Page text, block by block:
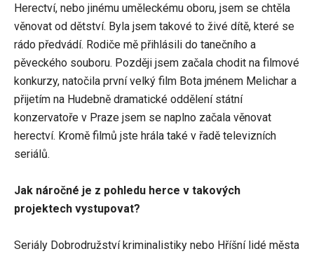
Herectví, nebo jinému uměleckému oboru, jsem se chtěla
věnovat od dětství. Byla jsem takové to živé dítě, které se
rádo předvádí. Rodiče mě přihlásili do tanečního a
pěveckého souboru. Později jsem začala chodit na filmové
konkurzy, natočila první velký film Bota jménem Melichar a
přijetím na Hudebně dramatické oddělení státní
konzervatoře v Praze jsem se naplno začala věnovat
herectví. Kromě filmů jste hrála také v řadě televizních
seriálů.
Jak náročné je z pohledu herce v takových
projektech vystupovat?
Seriály Dobrodružství kriminalistiky nebo Hříšní lidé města